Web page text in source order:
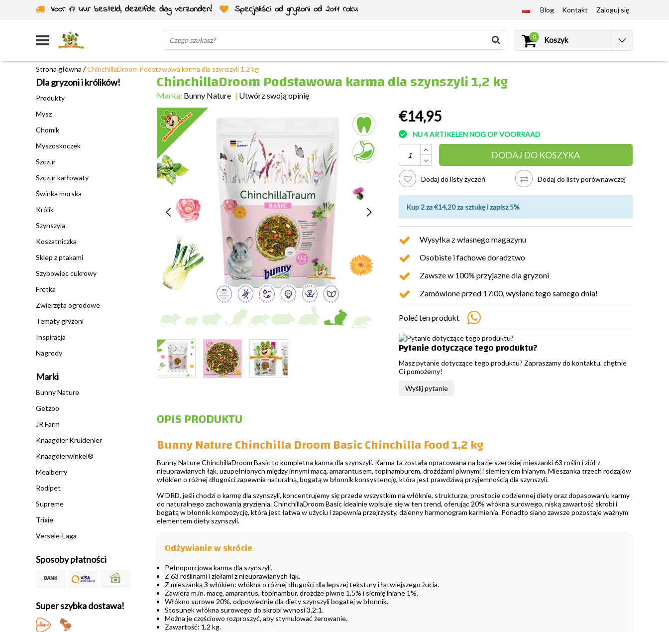
Voor 17 uur besteld, dezelfde dag verzonden!
Specjaliści od gryzoni od 2011 roku
Wysyłka z własnego magazynu
Blog Kontakt Zaloguj się
0 Koszyk
Strona główna /ChinchillaDroom Podstawowa karma dla szynszyli 1,2 kg
Dla gryzoni i królików!
Produkty
Mysz
Chomik
Myszoskoczek
Szczur
Szczur karłowaty
Świnka morska
Królik
Szynszyla
Koszatniczka
Sklep z ptakami
Szybowiec cukrowy
Fretka
Zwierzęta ogrodowe
Tematy gryzoni
Inspiracja
Nagrody
Marki
Bunny Nature
Getzoo
JR Farm
Knaagdier Kruidenier
Knaagdierwinkel®
Mealberry
Rodipet
Supreme
Trixie
Versele-Laga
Sposoby płatności
Super szybka dostawa!
ChinchillaDroom Podstawowa karma dla szynszyli 1,2 kg
Marka: Bunny Nature | Utwórz swoją opinię
€14,95
NU 4 ARTIKELEN NOG OP VOORRAAD
DODAJ DO KOSZYKA
Dodaj do listy życzeń Dodaj do listy porównawczej
Kup 2 za €14,20 za sztukę i zapisz 5%
Wysyłka z własnego magazynu
Osobiste i fachowe doradztwo
Zawsze w 100% przyjazne dla gryzoni
Zamówione przed 17:00, wysłane tego samego dnia!
Poleć ten produkt
Pytanie dotyczące tego produktu?
Masz pytanie dotyczące tego produktu? Zapraszamy do kontaktu, chętnie
Ci pomożemy!
Wyślij pytanie
OPIS PRODUKTU
Bunny Nature Chinchilla Droom Basic Chinchilla Food 1,2 kg
Bunny Nature ChinchillaDroom Basic to kompletna karma dla szynszyli. Karma ta została opracowana na bazie szerokiej mieszanki 63 roślin i ziół z
nieuprawianych łąk, uzupełnionych między innymi macą, amarantusem, topinamburem, drożdżami piwnymi i siemieniem lnianym. Mieszanka trzech rodzajów
włókien o różnej długości zapewnia naturalną, bogatą w błonnik konsystencję, która jest prawdziwą przyjemnością dla szynszyli.
W DRD, jeśli chodzi o karmę dla szynszyli, koncentrujemy się przede wszystkim na włóknie, strukturze, prostocie codziennej diety oraz dopasowaniu karmy
do naturalnego zachowania gryzienia. ChinchillaDroom Basic idealnie wpisuje się w ten trend, oferując 20% włókna surowego, niską zawartość skrobi i
bogatą w błonnik kompozycję, która jest łatwa w użyciu i zapewnia przejrzysty, dzienny harmonogram karmienia. Ponadto siano zawsze pozostaje ważnym
elementem diety szynszyli.
Odżywianie w skrócie
Pełnoporcjowa karma dla szynszyli.
Z 63 roślinami i ziołami z nieuprawianych łąk.
Z mieszanką 3 włókien: włókna o różnej długości dla lepszej tekstury i łatwiejszego żucia.
Zawiera m.in. macę, amarantus, topinambur, drożdże piwne 1,5% i siemię lniane 1%.
Włókno surowe 20%, odpowiednie dla diety szynszyli bogatej w błonnik.
Stosunek włókna surowego do skrobi wynosi 3,2:1.
Można je częściowo rozproszyć, aby stymulować żerowanie.
Zawartość: 1,2 kg.